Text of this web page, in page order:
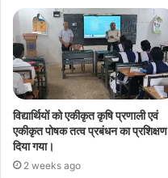
विद्यार्थियों को एकीकृत कृषि प्रणाली एवं
एकीकृत पोषक तत्व प्रबंधन का प्रशिक्षण
दिया गया।
2 weeks ago